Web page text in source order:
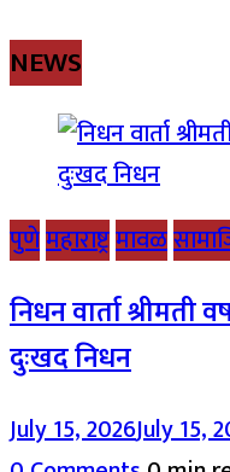
NEWS
पुणेमहाराष्ट्रमावळ
निधन वार्ता श्रीमती
दुःखद निधन
July 15, 2026July 15,